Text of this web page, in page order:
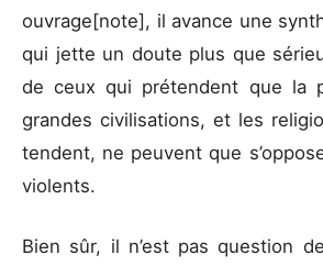
ouvrage[note], il avance une
qui jette un doute plus que
de ceux qui prétendent que la
grandes civilisations, et les
tendent, ne peuvent que
violents.
Bien sûr, il n’est pas question